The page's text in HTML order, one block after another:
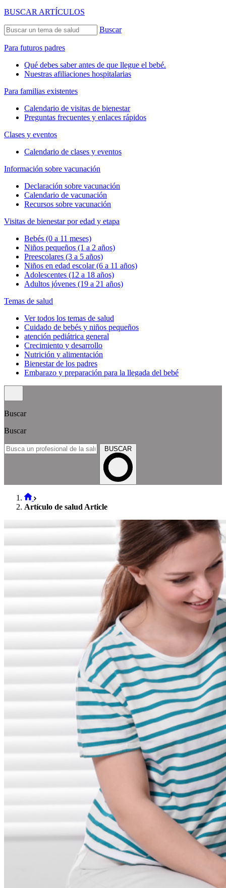
BUSCAR ARTÍCULOS
Buscar
Para futuros padres
Qué debes saber antes de que llegue el bebé.
Nuestras afiliaciones hospitalarias
Para familias existentes
Calendario de visitas de bienestar
Preguntas frecuentes y enlaces rápidos
Clases y eventos
Calendario de clases y eventos
Información sobre vacunación
Declaración sobre vacunación
Calendario de vacunación
Recursos sobre vacunación
Visitas de bienestar por edad y etapa
Bebés (0 a 11 meses)
Niños pequeños (1 a 2 años)
Preescolares (3 a 5 años)
Niños en edad escolar (6 a 11 años)
Adolescentes (12 a 18 años)
Adultos jóvenes (19 a 21 años)
Temas de salud
Ver todos los temas de salud
Cuidado de bebés y niños pequeños
atención pediátrica general
Crecimiento y desarrollo
Nutrición y alimentación
Bienestar de los padres
Embarazo y preparación para la llegada del bebé
Buscar
Buscar
BUSCAR
Artículo de salud Article